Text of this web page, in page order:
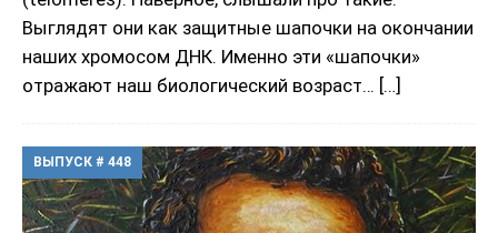
Выглядят они как защитные шапочки на окончании
наших хромосом ДНК. Именно эти «шапочки»
отражают наш биологический возраст… […]
ВЫПУСК # 448